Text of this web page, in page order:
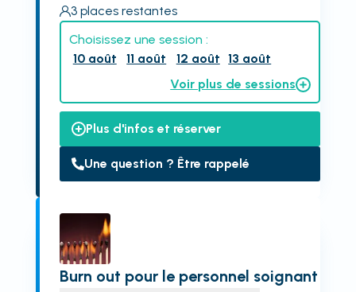
3 places restantes
Choisissez une session :
10 août
11 août 12 août 13 août
Voir plus de sessions
Plus d'infos et réserver
Une question ? Être rappelé
Burn out pour le personnel soignant